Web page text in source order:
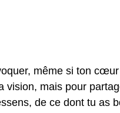
même si ton
vision, mais pour
de ce dont tu as